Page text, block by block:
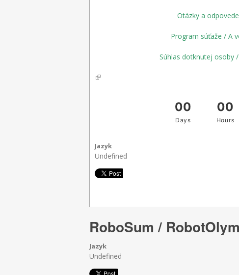
Otázky a
Program súťaže / A
Súhlas dotknutej osoby
(link is external)
Jazyk
Undefined
RoboSum /
Jazyk
Undefined